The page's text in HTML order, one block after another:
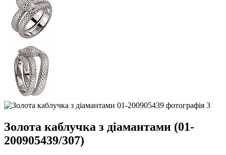
Золота каблучка з діамантами (01-
200905439/307)